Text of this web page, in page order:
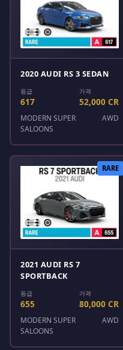
2020 AUDI RS 3 SEDAN
등급
617
가격
52,000 CR
MODERN SUPER
SALOONS
AWD
RARE
2021 AUDI RS 7
SPORTBACK
등급
655
가격
80,000 CR
MODERN SUPER
SALOONS
AWD